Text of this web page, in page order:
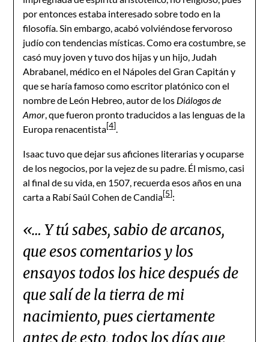
por entonces estaba interesado sobre todo en la
filosofía. Sin embargo, acabó volviéndose fervoroso
judío con tendencias místicas. Como era costumbre, se
casó muy joven y tuvo dos hijas y un hijo, Judah
Abrabanel, médico en el Nápoles del Gran Capitán y
que se haría famoso como escritor platónico con el
nombre de León Hebreo, autor de los Diálogos de
Amor, que fueron pronto traducidos a las lenguas de la
Europa renacentista[4].
Isaac tuvo que dejar sus aficiones literarias y ocuparse
de los negocios, por la vejez de su padre. Él mismo, casi
al final de su vida, en 1507, recuerda esos años en una
carta a Rabí Saúl Cohen de Candia[5]:
«… Y tú sabes, sabio de arcanos,
que esos comentarios y los
ensayos todos los hice después de
que salí de la tierra de mi
nacimiento, pues ciertamente
antes de esto, todos los días que